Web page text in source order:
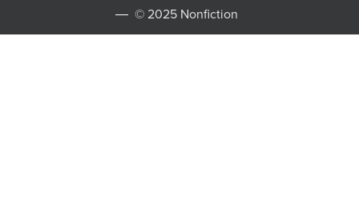
© 2025 Nonfiction